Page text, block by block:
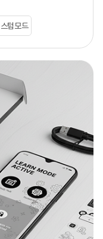
텀모드